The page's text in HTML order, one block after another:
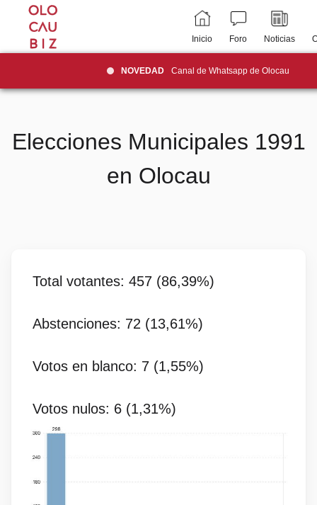
Inicio Foro Noticias
NOVEDAD Canal de Whatsapp de Olocau
Elecciones Municipales 1991
en Olocau
Total votantes: 457 (86,39%)
Abstenciones: 72 (13,61%)
Votos en blanco: 7 (1,55%)
Votos nulos: 6 (1,31%)